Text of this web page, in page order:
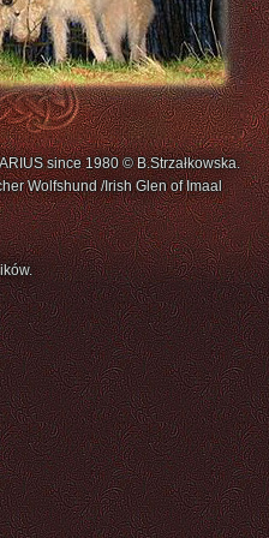
since 1980 © B.Strzałkowska.
Wolfshund /Irish Glen of Imaal